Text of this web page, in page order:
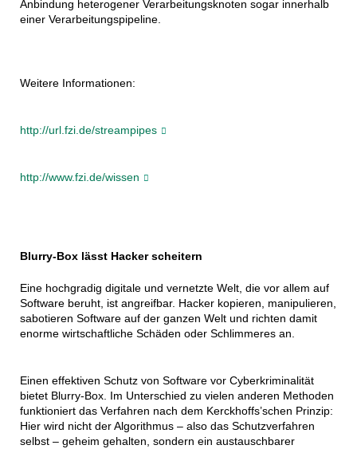
Anbindung heterogener Verarbeitungsknoten sogar innerhalb
einer Verarbeitungspipeline.
Weitere Informationen:
http://url.fzi.de/streampipes
http://www.fzi.de/wissen
Blurry-Box lässt Hacker scheitern
Eine hochgradig digitale und vernetzte Welt, die vor allem auf
Software beruht, ist angreifbar. Hacker kopieren, manipulieren,
sabotieren Software auf der ganzen Welt und richten damit
enorme wirtschaftliche Schäden oder Schlimmeres an.
Einen effektiven Schutz von Software vor Cyberkriminalität
bietet Blurry-Box. Im Unterschied zu vielen anderen Methoden
funktioniert das Verfahren nach dem Kerckhoffs’schen Prinzip:
Hier wird nicht der Algorithmus – also das Schutzverfahren
selbst – geheim gehalten, sondern ein austauschbarer